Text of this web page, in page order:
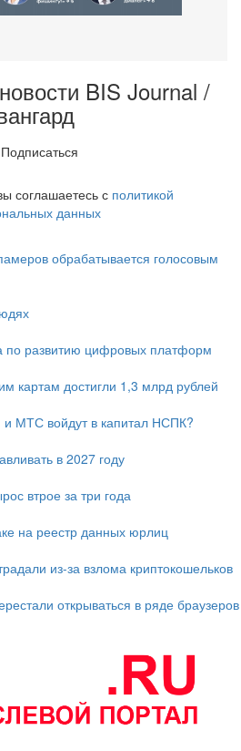
BIS Journal /
Подписаться
соглашаетесь с политикой
данных
обрабатывается голосовым
по развитию цифровых платформ
картам достигли 1,3 млрд рублей
МТС войдут в капитал НСПК?
в 2027 году
втрое за три года
на реестр данных юрлиц
из-за взлома криптокошельков
открываться в ряде браузеров